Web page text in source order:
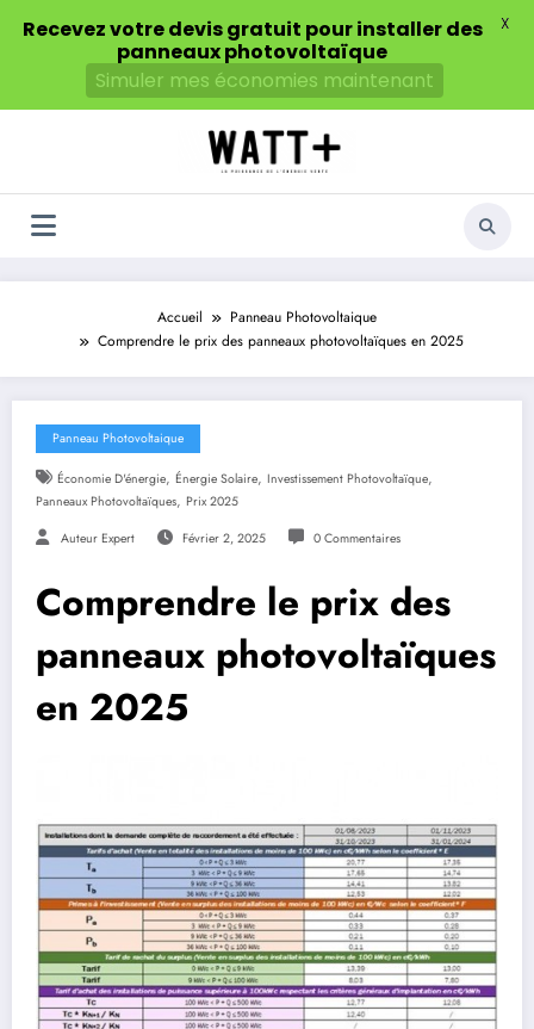
Accueil
Panneau Photovoltaique
Comprendre le prix des panneaux photovoltaïques en 2025
Panneau Photovoltaique
Économie D'énergie, Énergie Solaire, Investissement Photovoltaïque,
Panneaux Photovoltaïques, Prix 2025
Auteur Expert Février 2, 2025 0 Commentaires
Comprendre le prix des
panneaux photovoltaïques
en 2025
Recevez votre devis gratuit pour installer des
panneaux photovoltaïque
Simuler mes économies maintenant
X